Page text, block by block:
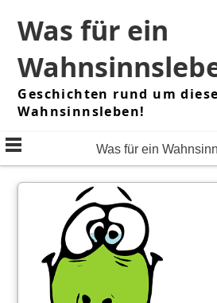
content
Was für ein
Geschichten rund um
Wahnsinnsleben!
Was für ein